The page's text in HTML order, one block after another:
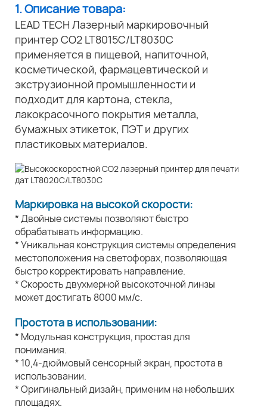
1. Описание товара:
LEAD TECH Лазерный маркировочный
принтер CO2 LT8015C/LT8030C
применяется в пищевой, напиточной,
косметической, фармацевтической и
экструзионной промышленности и
подходит для картона, стекла,
лакокрасочного покрытия металла,
бумажных этикеток, ПЭТ и других
пластиковых материалов.
Маркировка на высокой скорости:
* Двойные системы позволяют быстро
обрабатывать информацию.
* Уникальная конструкция системы определения
местоположения на светофорах, позволяющая
быстро корректировать направление.
* Скорость двухмерной высокоточной линзы
может достигать 8000 мм/с.
Простота в использовании:
* Модульная конструкция, простая для
понимания.
* 10,4-дюймовый сенсорный экран, простота в
использовании.
* Оригинальный дизайн, применим на небольших
площадях.